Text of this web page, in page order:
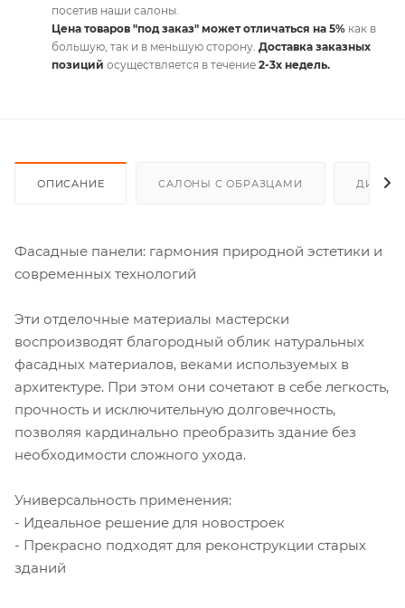
посетив наши салоны.
Цена товаров "под заказ" может отличаться на 5% как в
большую, так и в меньшую сторону. Доставка заказных
позиций осуществляется в течение 2-3х недель.
ОПИСАНИЕ САЛОНЫ С ОБРАЗЦАМИ
Фасадные панели: гармония природной эстетики и
современных технологий
Эти отделочные материалы мастерски
воспроизводят благородный облик натуральных
фасадных материалов, веками используемых в
архитектуре. При этом они сочетают в себе легкость,
прочность и исключительную долговечность,
позволяя кардинально преобразить здание без
необходимости сложного ухода.
Универсальность применения:
- Идеальное решение для новостроек
- Прекрасно подходят для реконструкции старых
зданий